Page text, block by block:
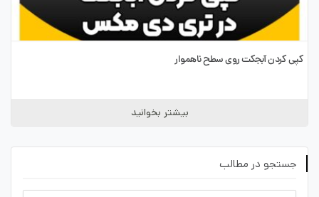
کپی کردن آبجکت روی سطح ناهموار
بیشتر بخوانید
جستجو در مطالب